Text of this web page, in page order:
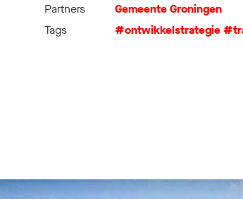
Partners
Gemeente Groningen
Tags
#ontwikkelstrategie